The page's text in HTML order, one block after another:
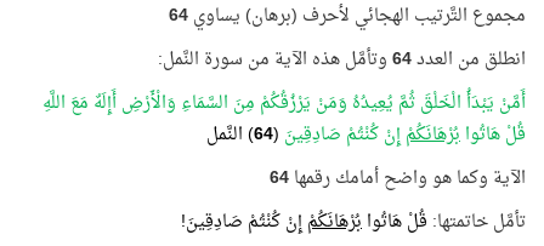
مجموع التَّرتيب الهجائي لأحرف (برهان) يساوي64
انطلق من العدد64وتأمَّل هذه الآية من سورة النَّمل:
أَمَّنْ يَبْدَأُ الْخَلْقَ ثُمَّ يُعِيدُهُ وَمَنْ يَرْزُقُكُمْ مِنَ السَّمَاءِ وَالْأَرْضِ أَإِلَهٌ مَعَ اللَّهِ
قُلْ هَاتُوابُرْهَانَكُمْإِنْ كُنْتُمْ صَادِقِينَ (
64) النَّمل
الآية وكما هو واضح أمامك رقمها64
تأمَّل خاتمتها: قُلْ هَاتُوابُرْهَانَكُمْإِنْ كُنْتُمْ صَادِقِينَ!